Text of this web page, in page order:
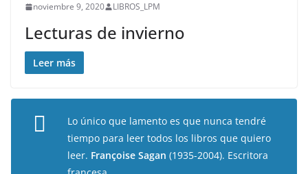
noviembre 9, 2020 LIBROS_LPM
Lecturas de invierno
Leer más
Lo único que lamento es que nunca tendré
tiempo para leer todos los libros que quiero
leer. Françoise Sagan (1935-2004). Escritora